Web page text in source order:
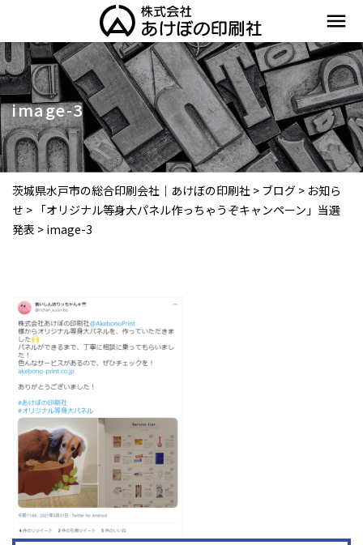
menu
image-3
茨城県水戸市の総合印刷会社｜あけぼの印刷社 > ブログ > お知ら
せ > 「オリジナル等身大パネル作っちゃうぞキャンペーン」当選
発表 > image-3